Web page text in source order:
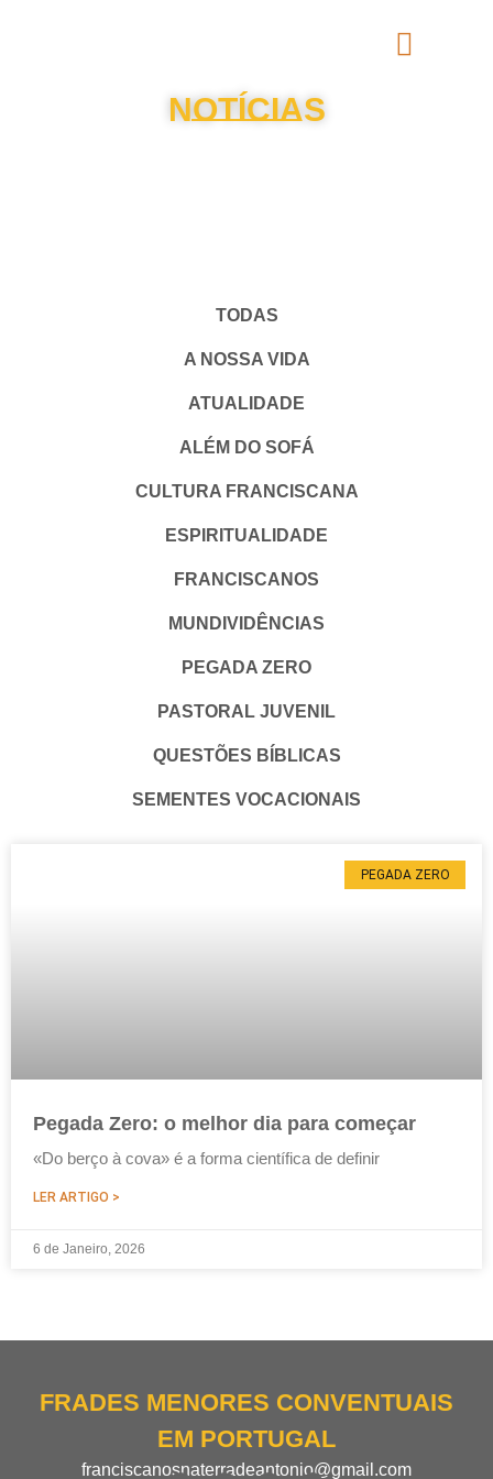
NOTÍCIAS
TODAS
A NOSSA VIDA
ATUALIDADE
ALÉM DO SOFÁ
CULTURA FRANCISCANA
ESPIRITUALIDADE
FRANCISCANOS
MUNDIVIDÊNCIAS
PEGADA ZERO
PASTORAL JUVENIL
QUESTÕES BÍBLICAS
SEMENTES VOCACIONAIS
PEGADA ZERO
Pegada Zero: o melhor dia para começar
«Do berço à cova» é a forma científica de definir
LER ARTIGO >
6 de Janeiro, 2026
FRADES MENORES CONVENTUAIS
EM PORTUGAL
franciscanosnaterradeantonio@gmail.com